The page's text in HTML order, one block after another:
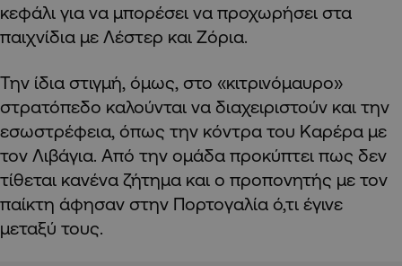
κεφάλι για να μπορέσει να προχωρήσει στα
παιχνίδια με Λέστερ και Ζόρια.
Την ίδια στιγμή, όμως, στο «κιτρινόμαυρο»
στρατόπεδο καλούνται να διαχειριστούν και την
εσωστρέφεια, όπως την κόντρα του Καρέρα με
τον Λιβάγια. Από την ομάδα προκύπτει πως δεν
τίθεται κανένα ζήτημα και ο προπονητής με τον
παίκτη άφησαν στην Πορτογαλία ό,τι έγινε
μεταξύ τους.